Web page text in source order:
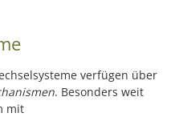
verfügen über
. Besonders weit
mit